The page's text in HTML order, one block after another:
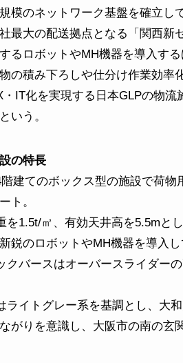
模のネットワーク基盤を確立
最大の配送拠点となる「関西新
るロボットやMH機器を導入す
の積み下ろしや仕分け作業効
・IT化を実現する日本GLPの物
いう。
の特長
階建てのボックス型の施設で荷
ト。
を1.5t/㎡、有効天井高を5.5mと
鋭のロボットやMH機器を導入
クバースはオーバースライダー
ライトグレー系を基調とし、大
がりを意識し、大阪市の南の玄